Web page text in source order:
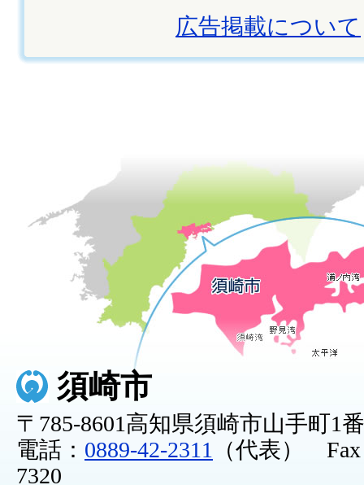
広告掲載について
須崎市
〒785-8601高知県須崎市山手町1
電話： 0889-42-2311
（代表） Fax
7320